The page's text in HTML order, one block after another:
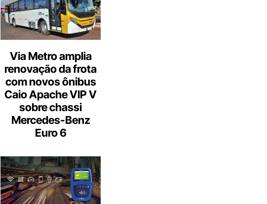
Via Metro amplia
renovação da frota
com novos ônibus
Caio Apache VIP V
sobre chassi
Mercedes-Benz
Euro 6